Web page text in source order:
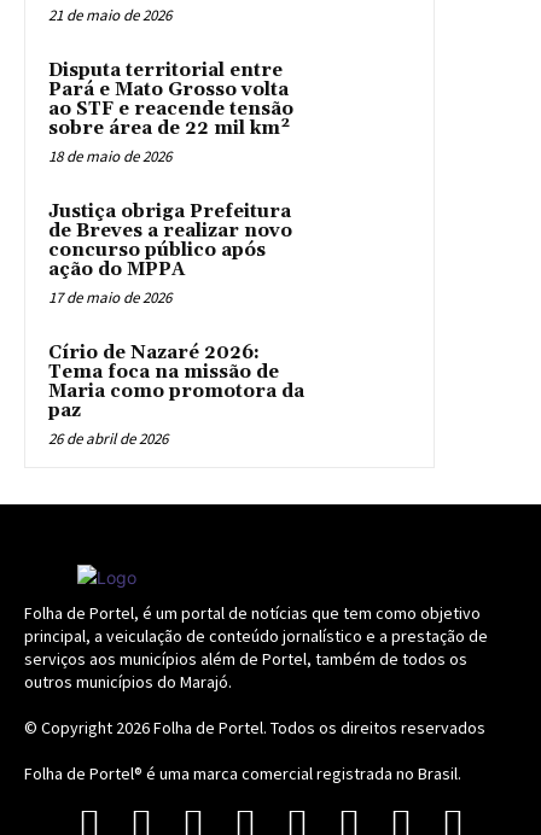
21 de maio de 2026
Disputa territorial entre
Pará e Mato Grosso volta
ao STF e reacende tensão
sobre área de 22 mil km²
18 de maio de 2026
Justiça obriga Prefeitura
de Breves a realizar novo
concurso público após
ação do MPPA
17 de maio de 2026
Círio de Nazaré 2026:
Tema foca na missão de
Maria como promotora da
paz
26 de abril de 2026
Folha de Portel, é um portal de notícias que tem como objetivo
principal, a veiculação de conteúdo jornalístico e a prestação de
serviços aos municípios além de Portel, também de todos os
outros municípios do Marajó.
© Copyright 2026Folha de Portel. Todos os direitos reservados
Folha de Portel® é uma marca comercial registrada no Brasil.